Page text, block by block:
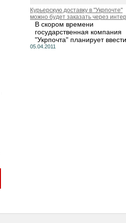
Курьерскую доставку в "Укрпочте"
можно будет заказать через
В скором времени
государственная компания
"Укрпочта" планирует
05.04.2011